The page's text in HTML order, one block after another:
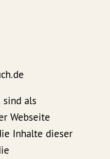
sind als
Webseite
Inhalte dieser